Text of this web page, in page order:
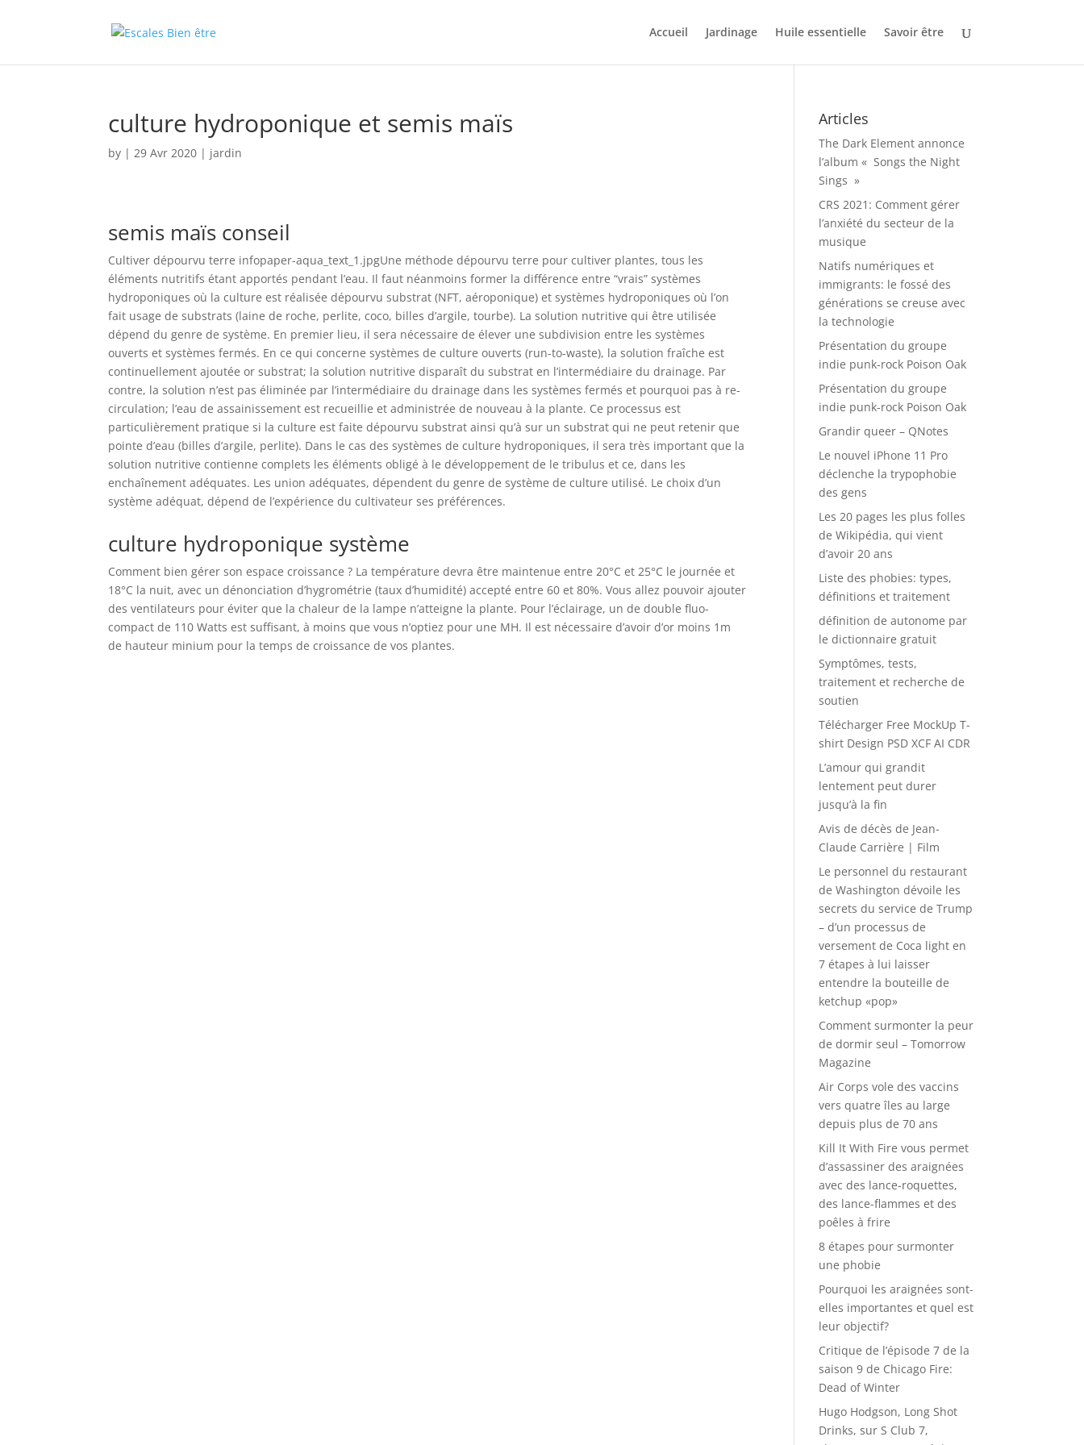
Accueil Jardinage Huile essentielle Savoir être
culture hydroponique et semis maïs
by |29 Avr 2020 | jardin
semis maïs conseil
Cultiver dépourvu terre infopaper-aqua_text_1.jpgUne méthode dépourvu terre pour cultiver plantes, tous les
éléments nutritifs étant apportés pendant l’eau. Il faut néanmoins former la différence entre “vrais” systèmes
hydroponiques où la culture est réalisée dépourvu substrat (NFT, aéroponique) et systèmes hydroponiques où l’on
fait usage de substrats (laine de roche, perlite, coco, billes d’argile, tourbe). La solution nutritive qui être utilisée
dépend du genre de système. En premier lieu, il sera nécessaire de élever une subdivision entre les systèmes
ouverts et systèmes fermés. En ce qui concerne systèmes de culture ouverts (run-to-waste), la solution fraîche est
continuellement ajoutée or substrat; la solution nutritive disparaît du substrat en l’intermédiaire du drainage. Par
contre, la solution n’est pas éliminée par l’intermédiaire du drainage dans les systèmes fermés et pourquoi pas à re-
circulation; l’eau de assainissement est recueillie et administrée de nouveau à la plante. Ce processus est
particulièrement pratique si la culture est faite dépourvu substrat ainsi qu’à sur un substrat qui ne peut retenir que
pointe d’eau (billes d’argile, perlite). Dans le cas des systèmes de culture hydroponiques, il sera très important que la
solution nutritive contienne complets les éléments obligé à le développement de le tribulus et ce, dans les
enchaînement adéquates. Les union adéquates, dépendent du genre de système de culture utilisé. Le choix d’un
système adéquat, dépend de l’expérience du cultivateur ses préférences.
culture hydroponique système
Comment bien gérer son espace croissance ? La température devra être maintenue entre 20°C et 25°C le journée et
18°C la nuit, avec un dénonciation d’hygrométrie (taux d’humidité) accepté entre 60 et 80%. Vous allez pouvoir ajouter
des ventilateurs pour éviter que la chaleur de la lampe n’atteigne la plante. Pour l’éclairage, un de double fluo-
compact de 110 Watts est suffisant, à moins que vous n’optiez pour une MH. Il est nécessaire d’avoir d’or moins 1m
de hauteur minium pour la temps de croissance de vos plantes.
Articles
The Dark Element annonce
l’album « Songs the Night
Sings »
CRS 2021: Comment gérer
l’anxiété du secteur de la
musique
Natifs numériques et
immigrants: le fossé des
générations se creuse avec
la technologie
Présentation du groupe
indie punk-rock Poison Oak
Présentation du groupe
indie punk-rock Poison Oak
Grandir queer – QNotes
Le nouvel iPhone 11 Pro
déclenche la trypophobie
des gens
Les 20 pages les plus folles
de Wikipédia, qui vient
d’avoir 20 ans
Liste des phobies: types,
définitions et traitement
définition de autonome par
le dictionnaire gratuit
Symptômes, tests,
traitement et recherche de
soutien
Télécharger Free MockUp T-
shirt Design PSD XCF AI CDR
L’amour qui grandit
lentement peut durer
jusqu’à la fin
Avis de décès de Jean-
Claude Carrière | Film
Le personnel du restaurant
de Washington dévoile les
secrets du service de Trump
– d’un processus de
versement de Coca light en
7 étapes à lui laisser
entendre la bouteille de
ketchup «pop»
Comment surmonter la peur
de dormir seul – Tomorrow
Magazine
Air Corps vole des vaccins
vers quatre îles au large
depuis plus de 70 ans
Kill It With Fire vous permet
d’assassiner des araignées
avec des lance-roquettes,
des lance-flammes et des
poêles à frire
8 étapes pour surmonter
une phobie
Pourquoi les araignées sont-
elles importantes et quel est
leur objectif?
Critique de l’épisode 7 de la
saison 9 de Chicago Fire:
Dead of Winter
Hugo Hodgson, Long Shot
Drinks, sur S Club 7,